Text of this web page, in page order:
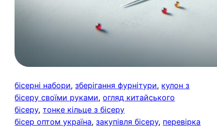
бісерні набори, зберігання фурнітури, кулон з
бісеру своїми руками, огляд китайського
бісеру, тонке кільце з бісеру
бісер оптом україна, закупівля бісеру, перевірка